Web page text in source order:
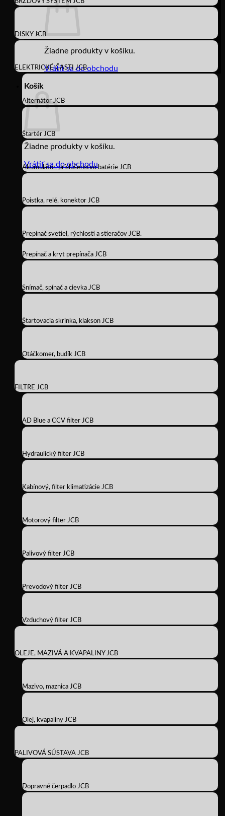
Žiadne produkty v košíku.
Vrátiť sa do obchodu
Košík
Žiadne produkty v košíku.
Vrátiť sa do obchodu
DISKY JCB
ELEKTRICKÉ ČASTI JCB
Alternátor JCB
Štartér JCB
Akumulátor, príslušenstvo batérie JCB
Poistka, relé, konektor JCB
Prepínač svetiel, rýchlosti a stieračov JCB.
Prepínač a kryt prepínača JCB
Snímač, spínač a cievka JCB
Štartovacia skrinka, klakson JCB
Otáčkomer, budík JCB
FILTRE JCB
AD Blue a CCV filter JCB
Hydraulický filter JCB
Kabínový, filter klimatizácie JCB
Motorový filter JCB
Palivový filter JCB
Prevodový filter JCB
Vzduchový filter JCB
OLEJE, MAZIVÁ A KVAPALINY JCB
Mazivo, maznica JCB
Olej, kvapaliny JCB
PALIVOVÁ SÚSTAVA JCB
Dopravné čerpadlo JCB